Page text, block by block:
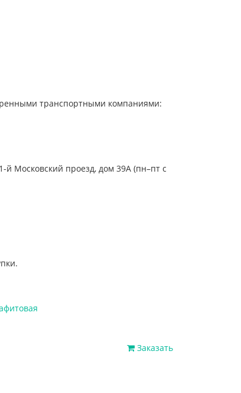
транспортными компаниями:
й Московский проезд, дом 39А (пн–пт с
Заказать